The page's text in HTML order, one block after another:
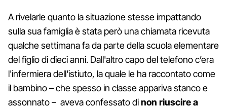
A rivelarle quanto la situazione stesse impattando
sulla sua famiglia è stata però una chiamata ricevuta
qualche settimana fa da parte della scuola elementare
del figlio di dieci anni. Dall'altro capo del telefono c’era
l'infermiera dell'istiuto, la quale le ha raccontato come
il bambino – che spesso in classe appariva stanco e
assonnato – aveva confessato dinon riuscire a